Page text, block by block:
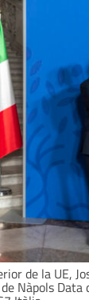
de la UE,
Nàpols